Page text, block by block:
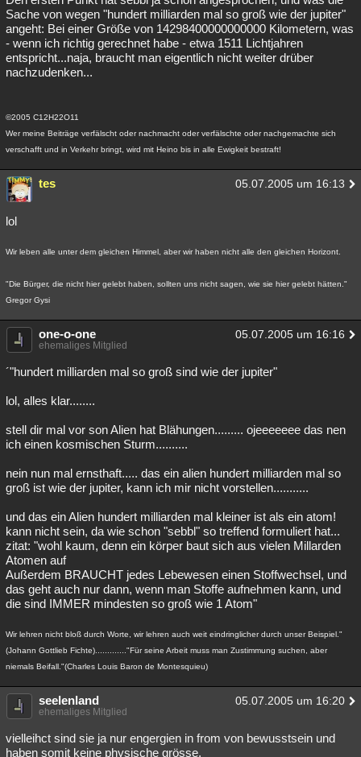
Sache von wegen "hundert milliarden mal so groß wie der jupiter"
angeht: Bei einer Größe von 14298400000000000 Kilometern, was
- wenn ich richtig gerechnet habe - etwa 1511 Lichtjahren
entspricht...naja, braucht man eigentlich nicht weiter drüber
nachzudenken...
©2005 C12H22O11
Wer meine Beiträge verfälscht oder nachmacht oder verfälschte oder nachgemachte sich
verschafft und in Verkehr bringt, wird mit Heino bis in alle Ewigkeit bestraft!
tes 05.07.2005 um 16:13
lol
Wir leben alle unter dem gleichen Himmel, aber wir haben nicht alle den gleichen Horizont.
"Die Bürger, die nicht hier gelebt haben, sollten uns nicht sagen, wie sie hier gelebt hätten."
Gregor Gysi
one-o-one 05.07.2005 um 16:16
ehemaliges Mitglied
´"hundert milliarden mal so groß sind wie der jupiter"
lol, alles klar........
stell dir mal vor son Alien hat Blähungen......... ojeeeeeee das nen
ich einen kosmischen Sturm..........
nein nun mal ernsthaft..... das ein alien hundert milliarden mal so
groß ist wie der jupiter, kann ich mir nicht vorstellen...........
und das ein Alien hundert milliarden mal kleiner ist als ein atom!
kann nicht sein, da wie schon "sebbl" so treffend formuliert hat...
zitat: "wohl kaum, denn ein körper baut sich aus vielen Millarden
Atomen auf
Außerdem BRAUCHT jedes Lebewesen einen Stoffwechsel, und
das geht auch nur dann, wenn man Stoffe aufnehmen kann, und
die sind IMMER mindesten so groß wie 1 Atom"
Wir lehren nicht bloß durch Worte, wir lehren auch weit eindringlicher durch unser Beispiel."
(Johann Gottlieb Fichte)............."Für seine Arbeit muss man Zustimmung suchen, aber
niemals Beifall."(Charles Louis Baron de Montesquieu)
seelenland 05.07.2005 um 16:20
ehemaliges Mitglied
vielleihct sind sie ja nur engergien in from von bewusstsein und
haben somit keine physische grösse.